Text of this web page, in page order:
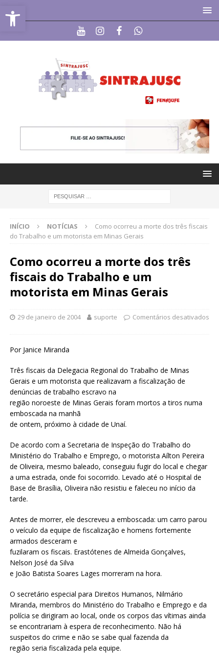
Abrir a barra de ferramentas
INÍCIO NOTÍCIAS
Como ocorreu a morte dos três fiscais
do Trabalho e um motorista em Minas Gerais
Como ocorreu a morte dos três
fiscais do Trabalho e um
motorista em Minas Gerais
29 de janeiro de 2004 suporte Comentários desativados
Por Janice Miranda
Três fiscais da Delegacia Regional do Trabalho de Minas
Gerais e um motorista que realizavam a fiscalização de
denúncias de trabalho escravo na
região noroeste de Minas Gerais foram mortos a tiros numa
emboscada na manhã
de ontem, próximo à cidade de Unaí.
De acordo com a Secretaria de Inspeção do Trabalho do
Ministério do Trabalho e Emprego, o motorista Aílton Pereira
de Oliveira, mesmo baleado, conseguiu fugir do local e chegar
a uma estrada, onde foi socorrido. Levado até o Hospital de
Base de Brasília, Oliveira não resistiu e faleceu no início da
tarde.
Antes de morrer, ele descreveu a emboscada: um carro parou
o veículo da equipe de fiscalização e homens fortemente
armados desceram e
fuzilaram os fiscais. Erastótenes de Almeida Gonçalves,
Nelson José da Silva
e João Batista Soares Lages morreram na hora.
O secretário especial para Direitos Humanos, Nilmário
Miranda, membros do Ministério do Trabalho e Emprego e da
polícia se dirigiram ao local, onde os corpos das vítimas ainda
se encontrariam à espera de reconhecimento. Não há
suspeitos do crime e não se sabe qual fazenda da
região seria fiscalizada pela equipe.